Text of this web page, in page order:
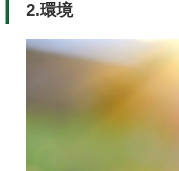
2.環境